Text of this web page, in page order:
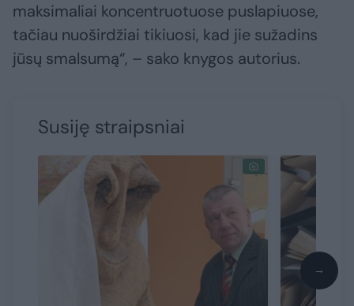
maksimaliai koncentruotuose puslapiuose,
tačiau nuoširdžiai tikiuosi, kad jie sužadins
jūsų smalsumą“, – sako knygos autorius.
Susiję straipsniai
→